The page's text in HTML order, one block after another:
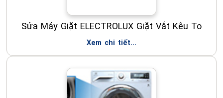
Sửa Máy Giặt ELECTROLUX Giặt Vắt Kêu To
Xem chi tiết...